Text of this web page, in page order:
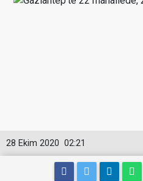
02:21
28 Ekim 2020